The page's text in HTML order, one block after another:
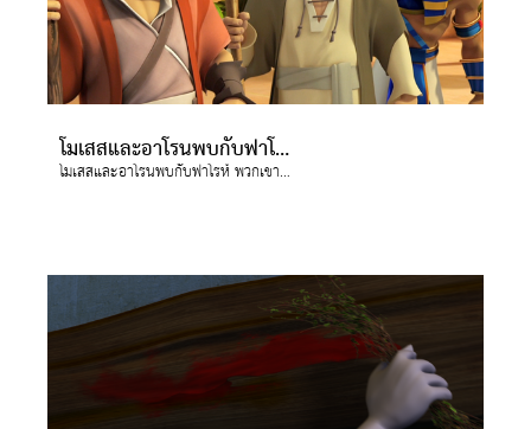
โมเสสและอาโรนพบกับฟาโรห์
โมเสสและอาโรนพบกับฟาโรห์ พวกเขาทูลฟาโรห์ว่า องค์พระผู้เป็นเจ้า พระเจ้าของอิสราเอล ตรัสว่า จงปล่อยประชากรของเราไป